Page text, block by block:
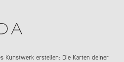
Kunstwerk erstellen: Die Karten deiner